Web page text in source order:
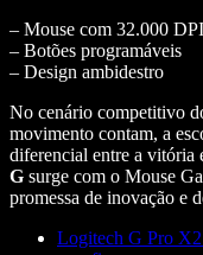
– Mouse com 32.000 DPI
– Botões programáveis
– Design ambidestro
No cenário competitivo
movimento contam, a
diferencial entre a vitória
G surge com o Mouse
promessa de inovação e
Logitech G Pro